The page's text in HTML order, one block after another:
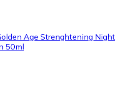
Age Strenghtening Night
50ml